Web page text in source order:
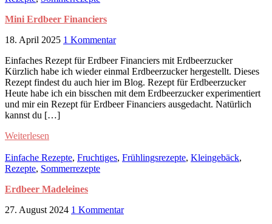
Mini Erdbeer Financiers
18. April 2025 1 Kommentar
Einfaches Rezept für Erdbeer Financiers mit Erdbeerzucker
Kürzlich habe ich wieder einmal Erdbeerzucker hergestellt. Dieses
Rezept findest du auch hier im Blog. Rezept für Erdbeerzucker
Heute habe ich ein bisschen mit dem Erdbeerzucker experimentiert
und mir ein Rezept für Erdbeer Financiers ausgedacht. Natürlich
kannst du […]
Weiterlesen
Einfache Rezepte, Fruchtiges, Frühlingsrezepte, Kleingebäck,
Rezepte, Sommerrezepte
Erdbeer Madeleines
27. August 2024 1 Kommentar